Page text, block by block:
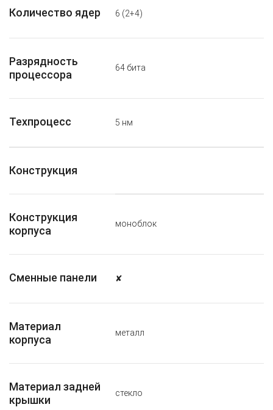
Количество ядер 6 (2+4)
Разрядность
процессора
64 бита
Техпроцесс 5 нм
Конструкция
Конструкция
корпуса
моноблок
Сменные панели ✘
Материал
корпуса
металл
Материал задней
крышки
стекло